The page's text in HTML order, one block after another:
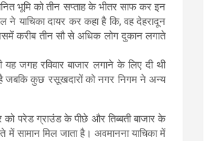
भूमि को तीन सप्ताह के भीतर साफ कर इन
ने याचिका दायर कर कहा है कि, वह देहरादून
करीब तीन सौ से अधिक लोग दुकान लगाते
जगह रविवार बाजार लगाने के लिए दी थी
जबकि कुछ रसूखदारों को नगर निगम ने अन्य
को परेड ग्राउंड के पीछे और तिब्बती बाजार के
सामान मिल जाता है। अवमानना याचिका में